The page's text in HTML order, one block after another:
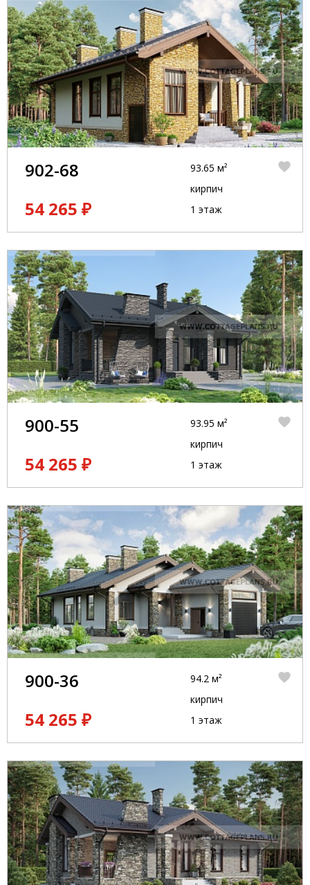
902-68
54 265 ₽
93.65 м²
кирпич
1 этаж
900-55
54 265 ₽
93.95 м²
кирпич
1 этаж
900-36
54 265 ₽
94.2 м²
кирпич
1 этаж